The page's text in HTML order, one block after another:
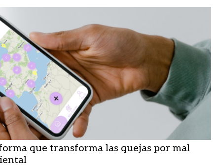
que transforma las quejas por mal